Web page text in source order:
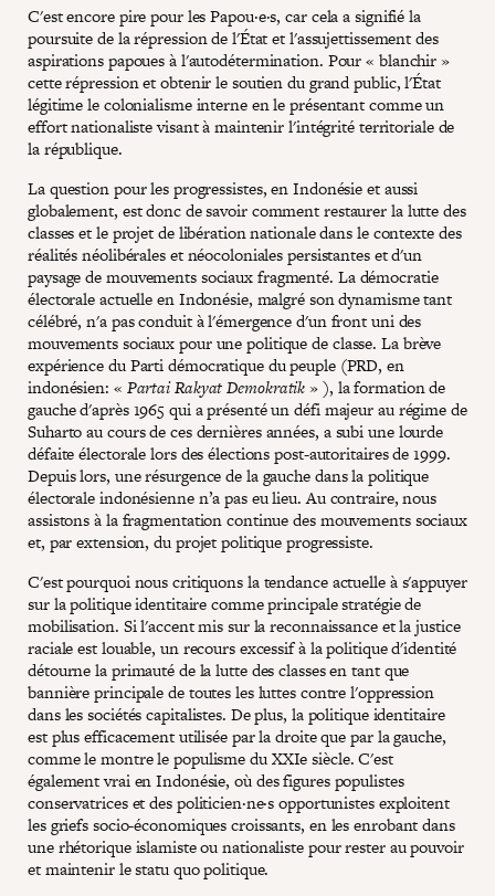
C'est encore pire pour les Papou·e·s, car cela a signifié la
poursuite de la répression de l'État et l'assujettissement des
aspirations papoues à l'autodétermination. Pour « blanchir »
cette répression et obtenir le soutien du grand public, l'État
légitime le colonialisme interne en le présentant comme un
effort nationaliste visant à maintenir l'intégrité territoriale de
la république.
La question pour les progressistes, en Indonésie et aussi
globalement, est donc de savoir comment restaurer la lutte des
classes et le projet de libération nationale dans le contexte des
réalités néolibérales et néocoloniales persistantes et d'un
paysage de mouvements sociaux fragmenté. La démocratie
électorale actuelle en Indonésie, malgré son dynamisme tant
célébré, n'a pas conduit à l'émergence d'un front uni des
mouvements sociaux pour une politique de classe. La brève
expérience du Parti démocratique du peuple (PRD, en
indonésien: « Partai Rakyat Demokratik» ), la formation de
gauche d'après 1965 qui a présenté un défi majeur au régime de
Suharto au cours de ces dernières années, a subi une lourde
défaite électorale lors des élections post-autoritaires de 1999.
Depuis lors, une résurgence de la gauche dans la politique
électorale indonésienne n’a pas eu lieu. Au contraire, nous
assistons à la fragmentation continue des mouvements sociaux
et, par extension, du projet politique progressiste.
C'est pourquoi nous critiquons la tendance actuelle à s'appuyer
sur la politique identitaire comme principale stratégie de
mobilisation. Si l'accent mis sur la reconnaissance et la justice
raciale est louable, un recours excessif à la politique d'identité
détourne la primauté de la lutte des classes en tant que
bannière principale de toutes les luttes contre l'oppression
dans les sociétés capitalistes. De plus, la politique identitaire
est plus efficacement utilisée par la droite que par la gauche,
comme le montre le populisme du XXIe siècle. C'est
également vrai en Indonésie, où des figures populistes
conservatrices et des politicien·ne·s opportunistes exploitent
les griefs socio-économiques croissants, en les enrobant dans
une rhétorique islamiste ou nationaliste pour rester au pouvoir
et maintenir le statu quo politique.